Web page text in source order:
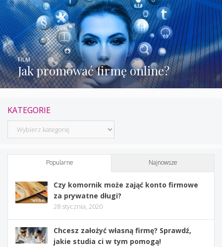
Jak promować firmę online?
FILM
KATEGORIE
Kategorie
Popularne Najnowsze
Czy komornik może zająć konto firmowe
za prywatne długi?
28 stycznia, 2020
Chcesz założyć własną firmę? Sprawdź,
jakie studia ci w tym pomogą!